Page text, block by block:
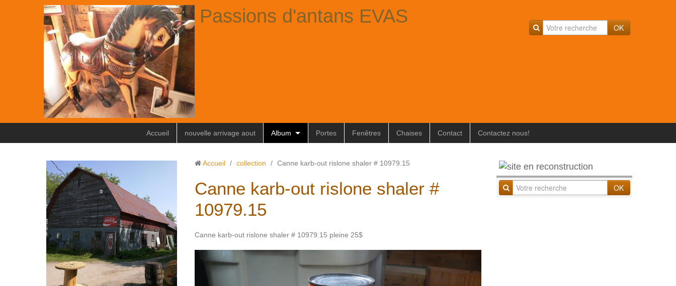
OK
Passions d'antans EVAS
Accueil nouvelle arrivage aout Album Portes Fenêtres Chaises Contact Contactez nous!
Accueil / collection / Canne karb-out rislone shaler # 10979.15
Canne karb-out rislone shaler #
10979.15
Canne karb-out rislone shaler # 10979.15 pleine 25$
OK